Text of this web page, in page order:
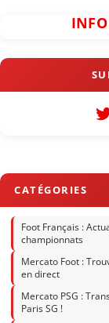
Foot Français :
championnats
Mercato Foot :
en direct
Mercato PSG :
Paris SG !